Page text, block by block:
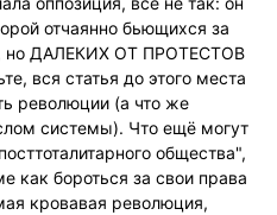
отчаянно бьющихся за
но ДАЛЕКИХ ОТ ПРОТЕСТОВ
вся статья до этого места
революции (а что же
системы). Что ещё могут
общества",
как бороться за свои права
кровавая революция,